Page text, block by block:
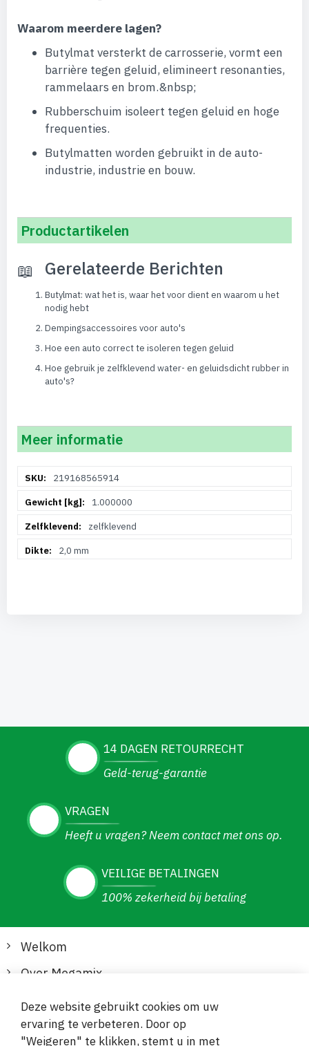
Waarom meerdere lagen?
Butylmat versterkt de carrosserie, vormt een
barrière tegen geluid, elimineert resonanties,
rammelaars en brom.&nbsp;
Rubberschuim isoleert tegen geluid en hoge
frequenties.
Butylmatten worden gebruikt in de auto-
industrie, industrie en bouw.
Productartikelen
Gerelateerde Berichten
Butylmat: wat het is, waar het voor dient en waarom u het
nodig hebt
Dempingsaccessoires voor auto's
Hoe een auto correct te isoleren tegen geluid
Hoe gebruik je zelfklevend water- en geluidsdicht rubber in
auto's?
Meer informatie
informatie219168565914
1.000000
zelfklevend
2,0 mm
14 DAGEN RETOURRECHT
Geld-terug-garantie
VRAGEN
Heeft u vragen? Neem contact met ons op.
VEILIGE BETALINGEN
100% zekerheid bij betaling
Welkom
Over Megamix
Informatie
Klantenservice
Deze website gebruikt cookies om uw
ervaring te verbeteren. Door op
"Weigeren" te klikken, stemt u in met